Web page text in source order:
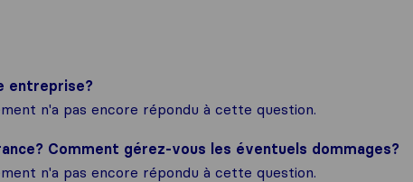
entreprise?
n'a pas encore répondu à cette question.
Comment gérez-vous les éventuels dommages?
n'a pas encore répondu à cette question.